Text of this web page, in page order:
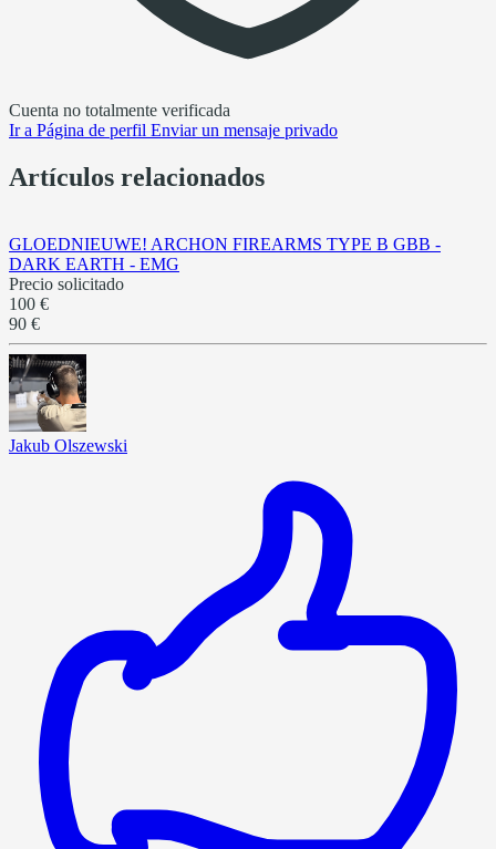
Cuenta no totalmente verificada
Ir a Página de perfil Enviar un mensaje privado
Artículos relacionados
GLOEDNIEUWE! ARCHON FIREARMS TYPE B GBB -
DARK EARTH - EMG
Precio solicitado
100 €
90 €
Jakub Olszewski